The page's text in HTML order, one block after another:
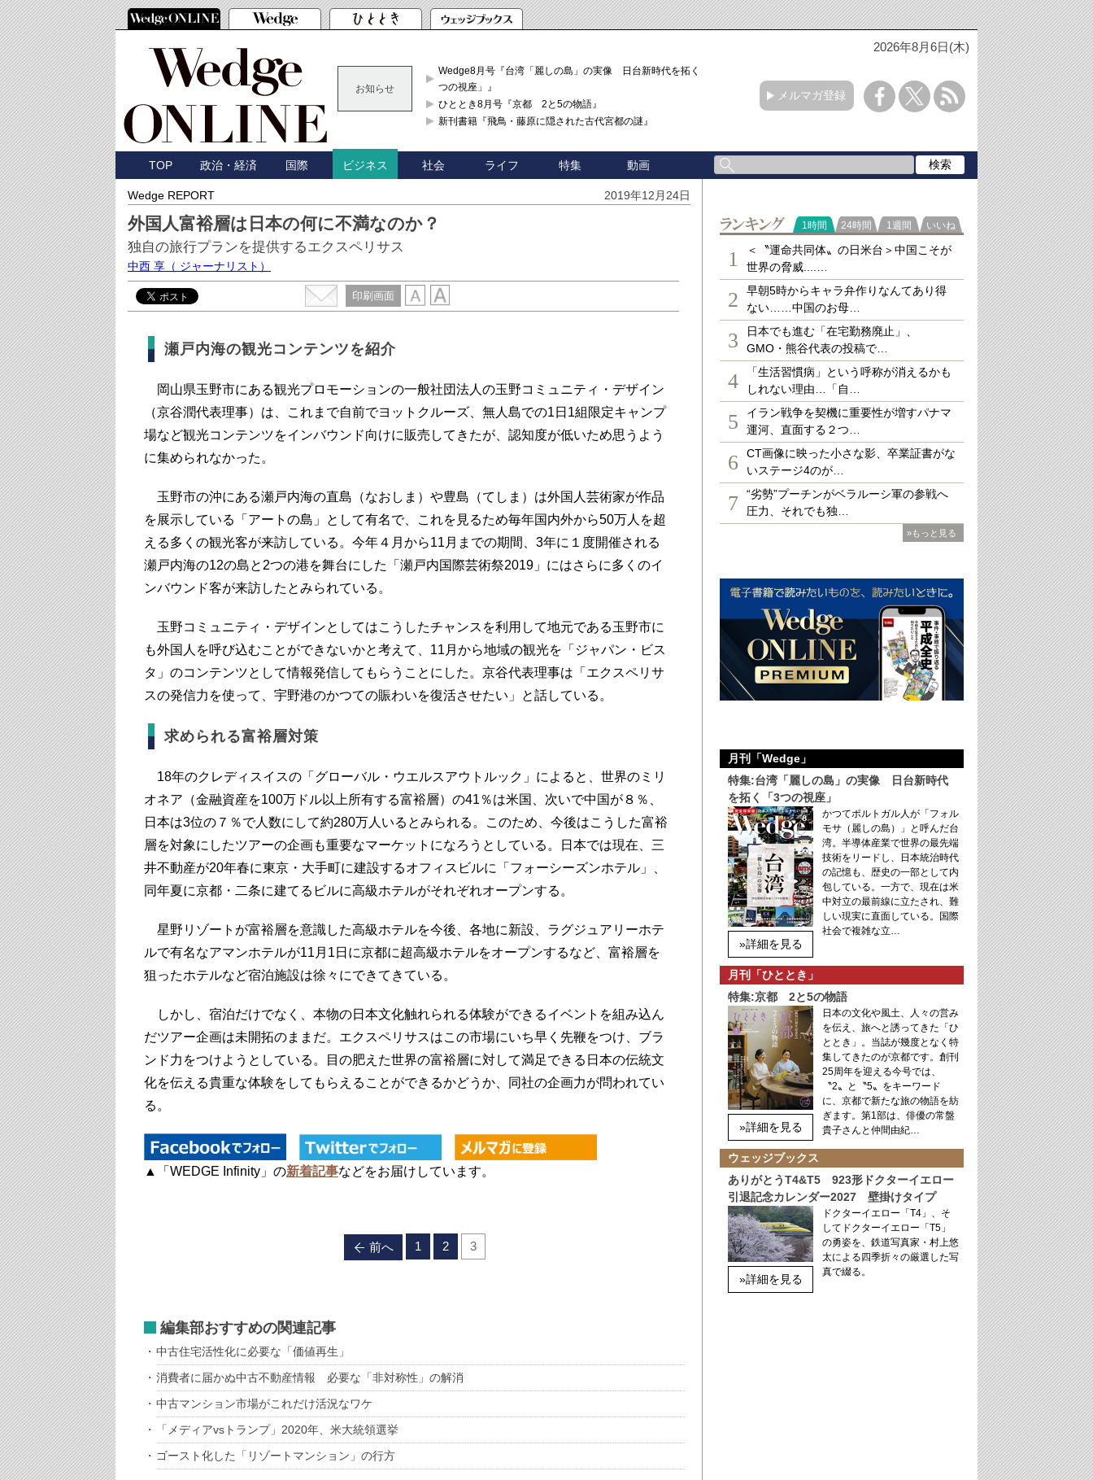
2026年8月6日(木)
お知らせ
Wedge8月号『台湾「麗しの島」の実像 日台新時代を拓く「3
つの視座」』
ひととき8月号『京都 2と5の物語』
新刊書籍『飛鳥・藤原に隠された古代宮都の謎』
メルマガ登録
TOP 政治・経済 国際 ビジネス 社会 ライフ 特集 動画
Wedge REPORT 2019年12月24日
外国人富裕層は日本の何に不満なのか？
独自の旅行プランを提供するエクスペリサス
中西 享 （ ジャーナリスト）
印刷画面
瀬戸内海の観光コンテンツを紹介
岡山県玉野市にある観光プロモーションの一般社団法人の玉野コミュニティ・デザイン
（京谷潤代表理事）は、これまで自前でヨットクルーズ、無人島での1日1組限定キャンプ
場など観光コンテンツをインバウンド向けに販売してきたが、認知度が低いため思うよう
に集められなかった。
玉野市の沖にある瀬戸内海の直島（なおしま）や豊島（てしま）は外国人芸術家が作品
を展示している「アートの島」として有名で、これを見るため毎年国内外から50万人を超
える多くの観光客が来訪している。今年４月から11月までの期間、3年に１度開催される
瀬戸内海の12の島と2つの港を舞台にした「瀬戸内国際芸術祭2019」にはさらに多くのイ
ンバウンド客が来訪したとみられている。
玉野コミュニティ・デザインとしてはこうしたチャンスを利用して地元である玉野市に
も外国人を呼び込むことができないかと考えて、11月から地域の観光を「ジャパン・ビス
タ」のコンテンツとして情報発信してもらうことにした。京谷代表理事は「エクスペリサ
スの発信力を使って、宇野港のかつての賑わいを復活させたい」と話している。
求められる富裕層対策
18年のクレディスイスの「グローバル・ウエルスアウトルック」によると、世界のミリ
オネア（金融資産を100万ドル以上所有する富裕層）の41％は米国、次いで中国が８％、
日本は3位の７％で人数にして約280万人いるとみられる。このため、今後はこうした富裕
層を対象にしたツアーの企画も重要なマーケットになろうとしている。日本では現在、三
井不動産が20年春に東京・大手町に建設するオフィスビルに「フォーシーズンホテル」、
同年夏に京都・二条に建てるビルに高級ホテルがそれぞれオープンする。
星野リゾートが富裕層を意識した高級ホテルを今後、各地に新設、ラグジュアリーホテ
ルで有名なアマンホテルが11月1日に京都に超高級ホテルをオープンするなど、富裕層を
狙ったホテルなど宿泊施設は徐々にできてきている。
しかし、宿泊だけでなく、本物の日本文化触れられる体験ができるイベントを組み込ん
だツアー企画は未開拓のままだ。エクスペリサスはこの市場にいち早く先鞭をつけ、ブラ
ンド力をつけようとしている。目の肥えた世界の富裕層に対して満足できる日本の伝統文
化を伝える貴重な体験をしてもらえることができるかどうか、同社の企画力が問われてい
る。
▲「WEDGE Infinity」の新着記事などをお届けしています。
前へ 1 2 3
編集部おすすめの関連記事
中古住宅活性化に必要な「価値再生」
消費者に届かぬ中古不動産情報 必要な「非対称性」の解消
中古マンション市場がこれだけ活況なワケ
「メディアvsトランプ」2020年、米大統領選挙
ゴースト化した「リゾートマンション」の行方
ランキング
1時間 24時間 1週間 いいね
1
＜〝運命共同体〟の日米台＞中国こそが
世界の脅威....…
2
早朝5時からキャラ弁作りなんてあり得
ない……中国のお母…
3
日本でも進む「在宅勤務廃止」、
GMO・熊谷代表の投稿で…
4
「生活習慣病」という呼称が消えるかも
しれない理由…「自…
5
イラン戦争を契機に重要性が増すパナマ
運河、直面する２つ…
6
CT画像に映った小さな影、卒業証書がな
いステージ4のが…
7
“劣勢”プーチンがベラルーシ軍の参戦へ
圧力、それでも独…
»もっと見る
月刊「Wedge」
特集:台湾「麗しの島」の実像 日台新時代
を拓く「3つの視座」
»詳細を見る
かつてポルトガル人が「フォル
モサ（麗しの島）」と呼んだ台
湾。半導体産業で世界の最先端
技術をリードし、日本統治時代
の記憶も、歴史の一部として内
包している。一方で、現在は米
中対立の最前線に立たされ、難
しい現実に直面している。国際
社会で複雑な立…
月刊「ひととき」
特集:京都 2と5の物語
»詳細を見る
日本の文化や風土、人々の営み
を伝え、旅へと誘ってきた「ひ
ととき」。当誌が幾度となく特
集してきたのが京都です。創刊
25周年を迎える今号では、
〝2〟と〝5〟をキーワード
に、京都で新たな旅の物語を紡
ぎます。第1部は、俳優の常盤
貴子さんと仲間由紀…
ウェッジブックス
ありがとうT4&T5 923形ドクターイエロー
引退記念カレンダー2027 壁掛けタイプ
»詳細を見る
ドクターイエロー「T4」、そ
してドクターイエロー「T5」
の勇姿を、鉄道写真家・村上悠
太による四季折々の厳選した写
真で綴る。